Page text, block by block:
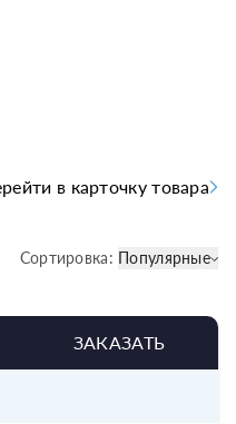
в карточку товара
Сортировка: Популярные
ЗАКАЗАТЬ